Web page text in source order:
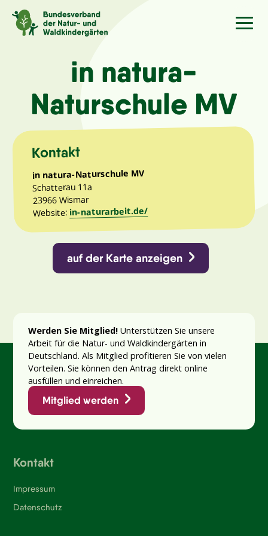
Sprache/Language
Aktuelles
Über uns
Kindergärten
Angebote
Kontakt
in natura-
Naturschule MV
Kontakt
in natura-Naturschule MV
Schatterau 11a
23966 Wismar
Website: in-naturarbeit.de/
auf der Karte anzeigen
Werden Sie Mitglied!Unterstützen Sie unsere
Arbeit für die Natur- und Waldkindergärten in
Deutschland. Als Mitglied profitieren Sie von vielen
Vorteilen. Sie können den Antrag direkt online
ausfüllen und einreichen.
Mitglied werden
Kontakt
Impressum
Datenschutz